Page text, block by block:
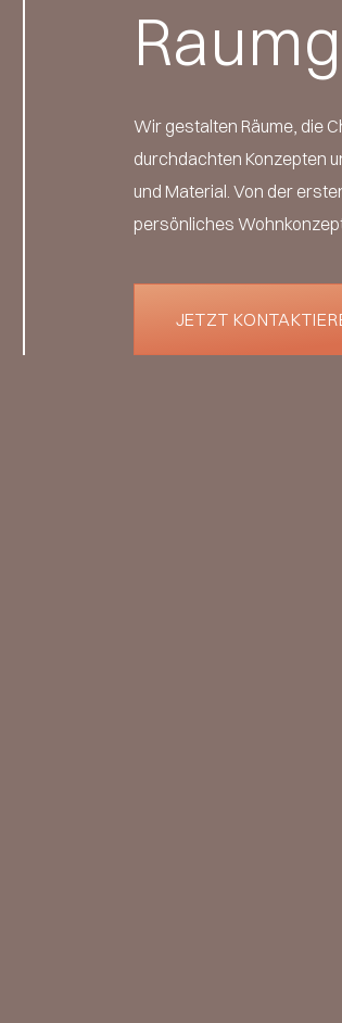
Wir gestalten Räume, die
durchdachten Konzepten
und Material. Von der
persönliches
JETZT